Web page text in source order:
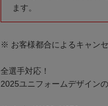
ます。
※ お客様都合によるキャン
全選手対応！
2025ユニフォームデザイン